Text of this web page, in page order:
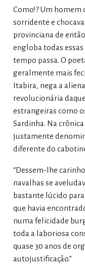
Como!? Um homem
sorridente e
provinciana de
engloba todas
tempo passa. O
geralmente mais
Itabira, nega a
revolucionária
estrangeiras como
Sardinha. Na
justamente
diferente do
“Dessem-lhe
navalhas se
bastante lúcido
que havia
numa felicidade
toda a laboriosa
quase 30 anos de
autojustificação.”